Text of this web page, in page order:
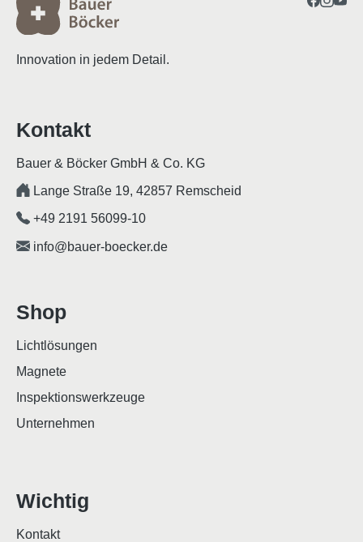
Innovation in jedem Detail.
Kontakt
Bauer & Böcker GmbH & Co. KG
Lange Straße 19, 42857 Remscheid
+49 2191 56099-10
info@bauer-boecker.de
Shop
Lichtlösungen
Magnete
Inspektionswerkzeuge
Unternehmen
Wichtig
Kontakt